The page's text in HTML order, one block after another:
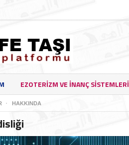
EZOTERIZM VE INANÇ SISTEMLERI
HAKKINDA